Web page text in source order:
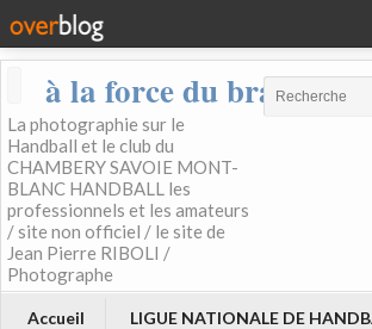
à la force du bras
La photographie sur le
Handball et le club du
CHAMBERY SAVOIE MONT-
BLANC HANDBALL les
professionnels et les amateurs
/ site non officiel / le site de
Jean Pierre RIBOLI /
Photographe
Accueil
LIGUE NATIONALE DE